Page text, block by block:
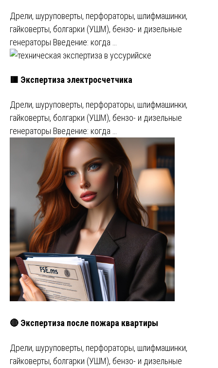
Дрели, шуруповерты, перфораторы, шлифмашинки,
гайковерты, болгарки (УШМ), бензо- и дизельные
генераторы Введение: когда …
🟥 Экспертиза электросчетчика
Дрели, шуруповерты, перфораторы, шлифмашинки,
гайковерты, болгарки (УШМ), бензо- и дизельные
генераторы Введение: когда …
🔴 Экспертиза после пожара квартиры
Дрели, шуруповерты, перфораторы, шлифмашинки,
гайковерты, болгарки (УШМ), бензо- и дизельные